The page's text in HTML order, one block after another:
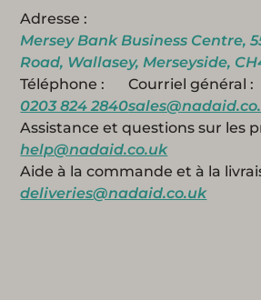
Adresse :
Mersey Bank Business Centre,
Road, Wallasey, Merseyside,
Téléphone :
0203 824 2840
Courriel général :
Assistance et questions sur les
help@nadaid.co.uk
Aide à la commande et à la
deliveries@nadaid.co.uk